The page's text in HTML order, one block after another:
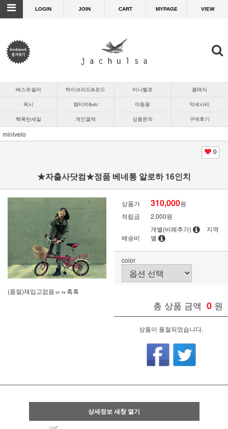
LOGIN JOIN CART MYPAGE VIEW
베스트셀러 하이브리드&로드 미니벨로 클래식
픽시 엠티비&etc 아동용 악세사리
핵폭탄세일 개인결제 상품문의 구매후기
minivelo
0
★자출사닷컴★정품 베네통 알로하 16인치
(품절)재입고없음ㅠㅠ흑흑
상품가 310,000원
적립금
2,000원
배송비
개별(비례추가)
지역
별
color
총 상품 금액 0 원
상품이 품절되었습니다.
상세정보 새창 열기